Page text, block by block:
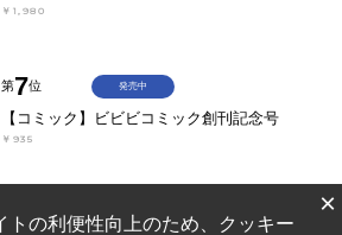
￥1,980
第7位
【コミック】ビビビコミック創刊記念号
￥935
発売中
×
トの利便性向上のため、クッキー